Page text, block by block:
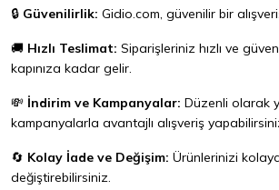
🔒 Güvenilirlik: Gidio.com, güvenilir bir
🚚 Hızlı Teslimat: Siparişleriniz hızlı ve
kapınıza kadar gelir.
💸 İndirim ve Kampanyalar: Düzenli olarak
kampanyalarla avantajlı alışveriş
🔄 Kolay İade ve Değişim: Ürünlerinizi
değiştirebilirsiniz.